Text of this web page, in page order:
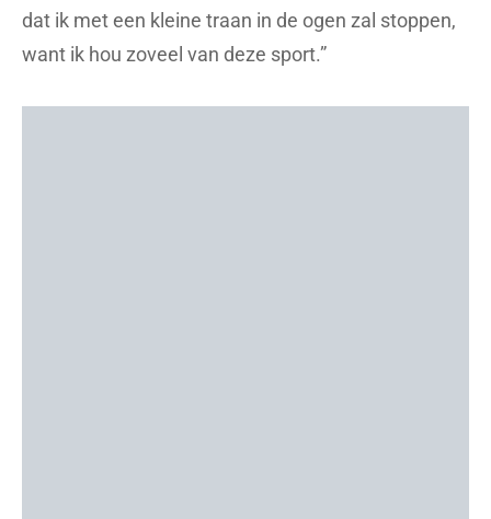
dat ik met een kleine traan in de ogen zal stoppen,
want ik hou zoveel van deze sport.”